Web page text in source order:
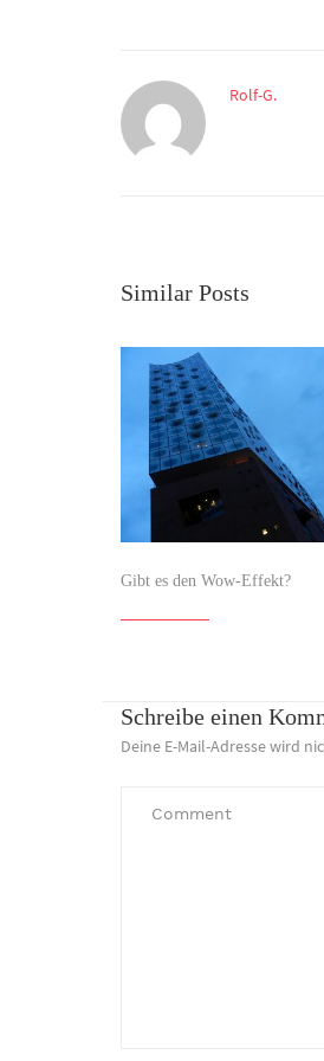
Rolf-G.
Similar Posts
Gibt es den Wow-Effekt?
Schreibe einen
Deine E-Mail-Adresse wird